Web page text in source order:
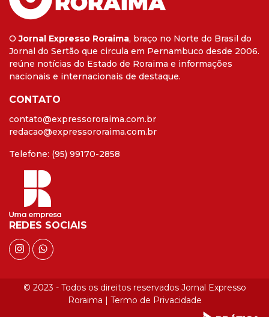
OJornal Expresso Roraima, braço no Norte do Brasil do
Jornal do Sertão que circula em Pernambuco desde 2006.
reúne notícias do Estado de Roraima e informações
nacionais e internacionais de destaque.
CONTATO
contato@expressororaima.com.br
redacao@expressororaima.com.br
Telefone: (95) 99170-2858
REDES SOCIAIS
© 2023 - Todos os direitos reservados Jornal Expresso
Roraima | Termo de Privacidade